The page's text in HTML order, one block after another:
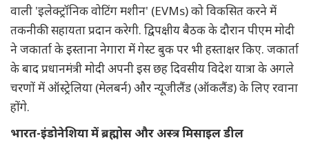
वाली 'इलेक्ट्रॉनिक वोटिंग मशीन' (EVMs) को विकसित करने में
तकनीकी सहायता प्रदान करेगी. द्विपक्षीय बैठक के दौरान पीएम मोदी
ने जकार्ता के इस्ताना नेगारा में गेस्ट बुक पर भी हस्ताक्षर किए. जकार्ता
के बाद प्रधानमंत्री मोदी अपनी इस छह दिवसीय विदेश यात्रा के अगले
चरणों में ऑस्ट्रेलिया (मेलबर्न) और न्यूजीलैंड (ऑकलैंड) के लिए रवाना
होंगे.
भारत-इंडोनेशिया में ब्रह्मोस और अस्त्र मिसाइल डील